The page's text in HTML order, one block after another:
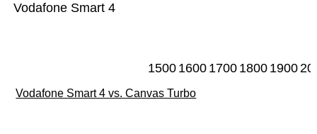
Vodafone Smart 4
1500 1600 1700 1800 1900
Vodafone Smart 4 vs. Canvas Turbo